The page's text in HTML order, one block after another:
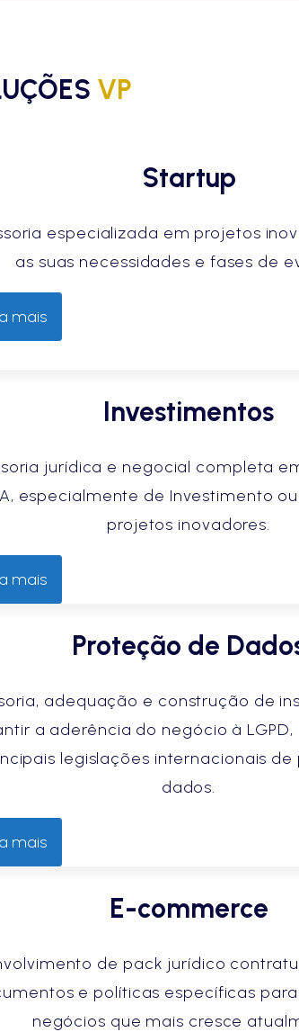
VP
Startup
especializada em projetos
as suas necessidades e fases de
mais
Investimentos
jurídica e negocial completa
especialmente de Investimento
projetos inovadores.
mais
Proteção de
adequação e construção de
a aderência do negócio à
legislações internacionais
dados.
mais
E-commerce
de pack jurídico
e políticas específicas
negócios que mais cresce